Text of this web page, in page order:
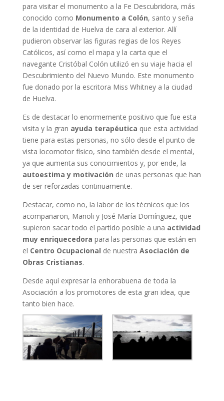
para visitar el monumento a la Fe Descubridora, más
conocido como Monumento a Colón, santo y seña
de la identidad de Huelva de cara al exterior. Allí
pudieron observar las figuras regias de los Reyes
Católicos, así como el mapa y la carta que el
navegante Cristóbal Colón utilizó en su viaje hacia el
Descubrimiento del Nuevo Mundo. Este monumento
fue donado por la escritora Miss Whitney a la ciudad
de Huelva.
Es de destacar lo enormemente positivo que fue esta
visita y la gran ayuda terapéutica que esta actividad
tiene para estas personas, no sólo desde el punto de
vista locomotor físico, sino también desde el mental,
ya que aumenta sus conocimientos y, por ende, la
autoestima y motivación de unas personas que han
de ser reforzadas continuamente.
Destacar, como no, la labor de los técnicos que los
acompañaron, Manoli y José María Domínguez, que
supieron sacar todo el partido posible a una actividad
muy enriquecedora para las personas que están en
el Centro Ocupacional de nuestra Asociación de
Obras Cristianas.
Desde aquí expresar la enhorabuena de toda la
Asociación a los promotores de esta gran idea, que
tanto bien hace.